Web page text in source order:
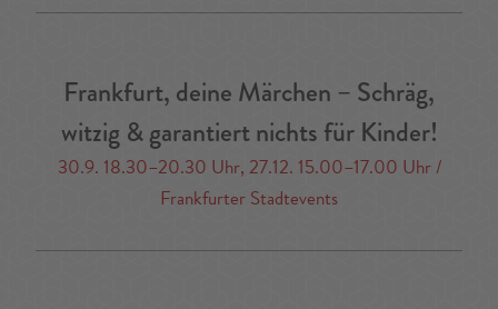
Frankfurt, deine Märchen – Schräg,
witzig & garantiert nichts für Kinder!
30.9. 18.30–20.30 Uhr, 27.12. 15.00–17.00 Uhr /
Frankfurter Stadtevents